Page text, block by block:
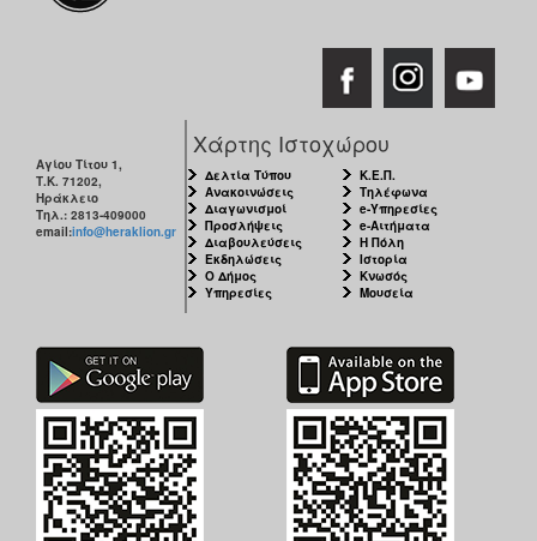
Αγίου Τίτου 1,
Τ.Κ. 71202,
Ηράκλειο
Τηλ.: 2813-409000
email:info@heraklion.gr
Χάρτης Ιστοχώρου
Δελτία Τύπου
Ανακοινώσεις
Διαγωνισμοί
Προσλήψεις
Διαβουλεύσεις
Εκδηλώσεις
Ο Δήμος
Υπηρεσίες
Κ.Ε.Π.
Τηλέφωνα
e-Υπηρεσίες
e-Αιτήματα
Η Πόλη
Ιστορία
Κνωσός
Μουσεία